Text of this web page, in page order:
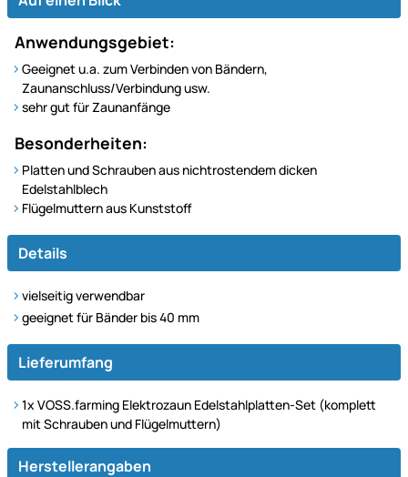
Anwendungsgebiet:
Geeignet u.a. zum Verbinden von Bändern,
Zaunanschluss/Verbindung usw.
sehr gut für Zaunanfänge
Besonderheiten:
Platten und Schrauben aus nichtrostendem dicken
Edelstahlblech
Flügelmuttern aus Kunststoff
Details
vielseitig verwendbar
geeignet für Bänder bis 40 mm
Lieferumfang
1x VOSS.farming Elektrozaun Edelstahlplatten-Set (komplett
mit Schrauben und Flügelmuttern)
Herstellerangaben